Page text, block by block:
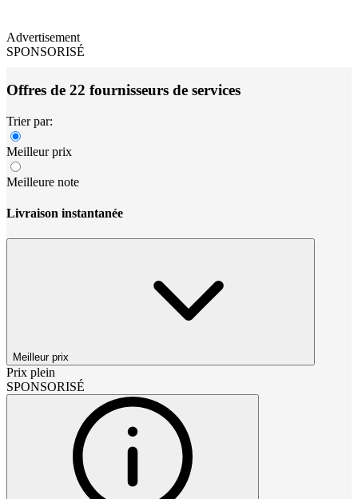
Advertisement
SPONSORISÉ
Offres de 22 fournisseurs de services
Trier par:
Meilleur prix
Meilleure note
Livraison instantanée
Meilleur prix
Prix plein
SPONSORISÉ